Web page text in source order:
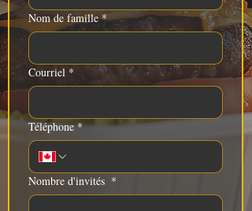
Nom de famille *
Courriel *
Téléphone *
Nombre d'invités *